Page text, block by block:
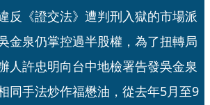
反《證交法》遭判刑入獄的市場派
金泉仍掌控過半股權，為了扭轉局
人許忠明向台中地檢署告發吳金泉
同手法炒作福懋油，從去年5月至9